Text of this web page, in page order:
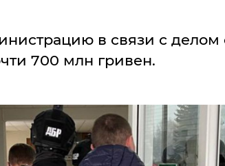
в связи с делом
700 млн гривен.